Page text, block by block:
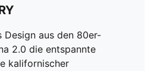
Design aus den 80er-
2.0 die entspannte
kalifornischer